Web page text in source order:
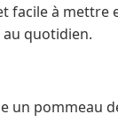
facile à
quotidien.
un pommeau